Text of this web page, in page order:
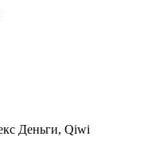
Деньги, Qiwi